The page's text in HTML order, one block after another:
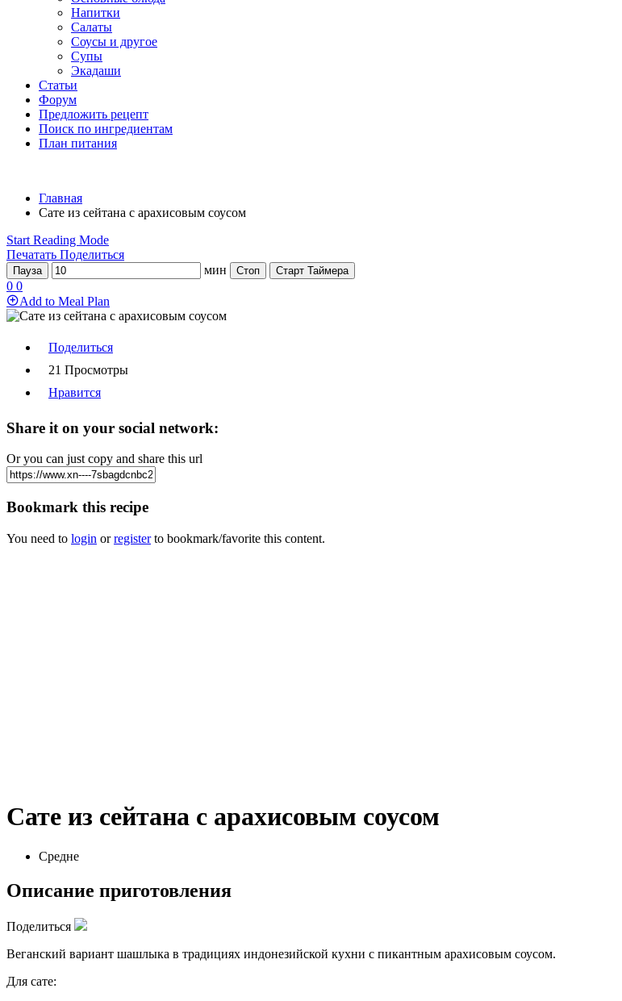
Напитки
Салаты
Соусы и другое
Супы
Экадаши
Статьи
Форум
Предложить рецепт
Поиск по ингредиентам
План питания
Главная
Сате из сейтана с арахисовым соусом
Start Reading Mode
Печатать Поделиться
Пауза мин Стоп Старт Таймера
0 0
Add to Meal Plan
Поделиться
21 Просмотры
Нравится
Share it on your social network:
Or you can just copy and share this url
Bookmark this recipe
You need to login orregisterto bookmark/favorite this content.
Сате из сейтана с арахисовым соусом
Средне
Описание приготовления
Поделиться
Веганский вариант шашлыка в традициях индонезийской кухни с пикантным арахисовым соусом.
Для сате: